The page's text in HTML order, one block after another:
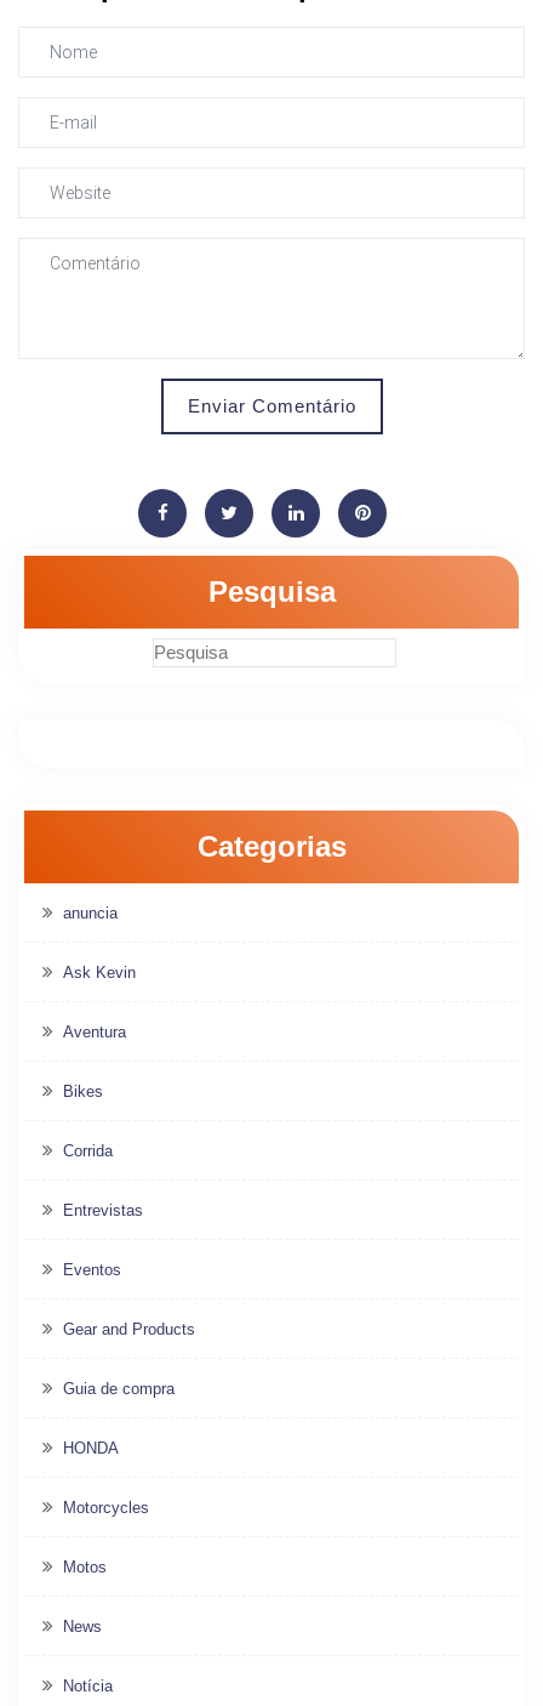
Enviar Comentário
Pesquisa
Categorias
anuncia
Ask Kevin
Aventura
Bikes
Corrida
Entrevistas
Eventos
Gear and Products
Guia de compra
HONDA
Motorcycles
Motos
News
Notícia